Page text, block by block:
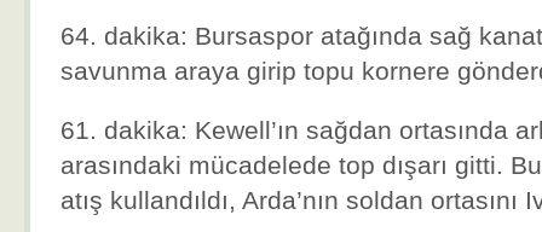
64. dakika: Bursaspor atağında sağ
savunma araya girip topu kornere
61. dakika: Kewell’ın sağdan ortasında
arasındaki mücadelede top dışarı gitti.
atış kullandıldı, Arda’nın soldan